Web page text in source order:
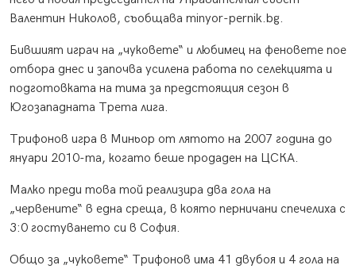
Валентин Николов, съобщава minyor-pernik.bg.
Бившият играч на „чуковете“ и любимец на феновете пое
отбора днес и започва усилена работа по селекцията и
подготовката на тима за предстоящия сезон в
Югозападната Трета лига.
Трифонов игра в Миньор от лятото на 2007 година до
януари 2010-та, когато беше продаден на ЦСКА.
Малко преди това той реализира два гола на
„червените“ в една среща, в която перничани спечелиха с
3:0 гостуването си в София.
Общо за „чуковете“ Трифонов има 41 двубоя и 4 гола на